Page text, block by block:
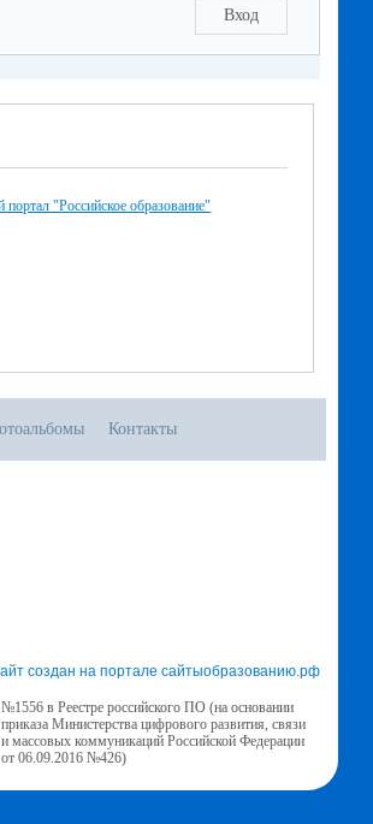
Вход
портал "Российское образование"
Контакты
создан на портале сайтыобразованию.рф
№1556 в Реестре российского ПО (на основании
приказа Министерства цифрового развития, связи
и массовых коммуникаций Российской Федерации
от 06.09.2016 №426)